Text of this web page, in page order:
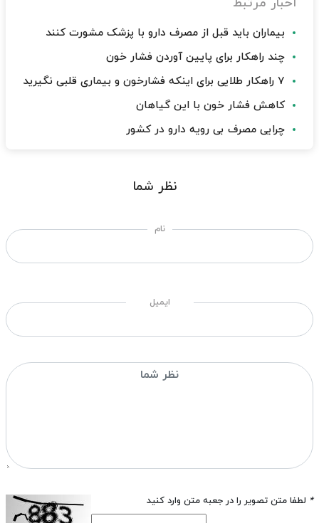
بیماران باید قبل از مصرف دارو با پزشک مشورت کنند
چند راهکار برای پایین آوردن فشار خون
۷ راهکار طلایی برای اینکه فشارخون و بیماری قلبی نگیرید
کاهش فشار خون با این گیاهان
چرایی مصرف بی رویه دارو در کشور
نظر شما
نام
ایمیل
* لطفا متن تصویر را در جعبه متن وارد کنید